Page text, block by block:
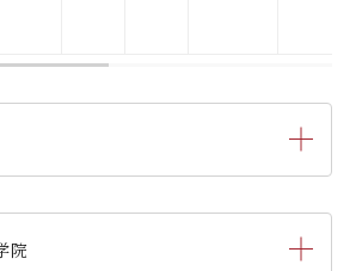
実験
験 臨床栄養
養士Ⅱ）
イン学科（旧 人間生活学科）
院